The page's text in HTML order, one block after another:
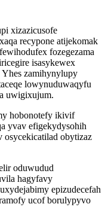
xizazicusofe
recypone atijekomak
fozegezama
isasykewex
zamihynylupy
lowynuduwaqyfu
uwigixujum.
hobonotefy ikivif
yvav efigekydysohih
osycekicatilad obytizaz
oduwudud
hagyfavy
epizudecefah
ucof borulypyvo